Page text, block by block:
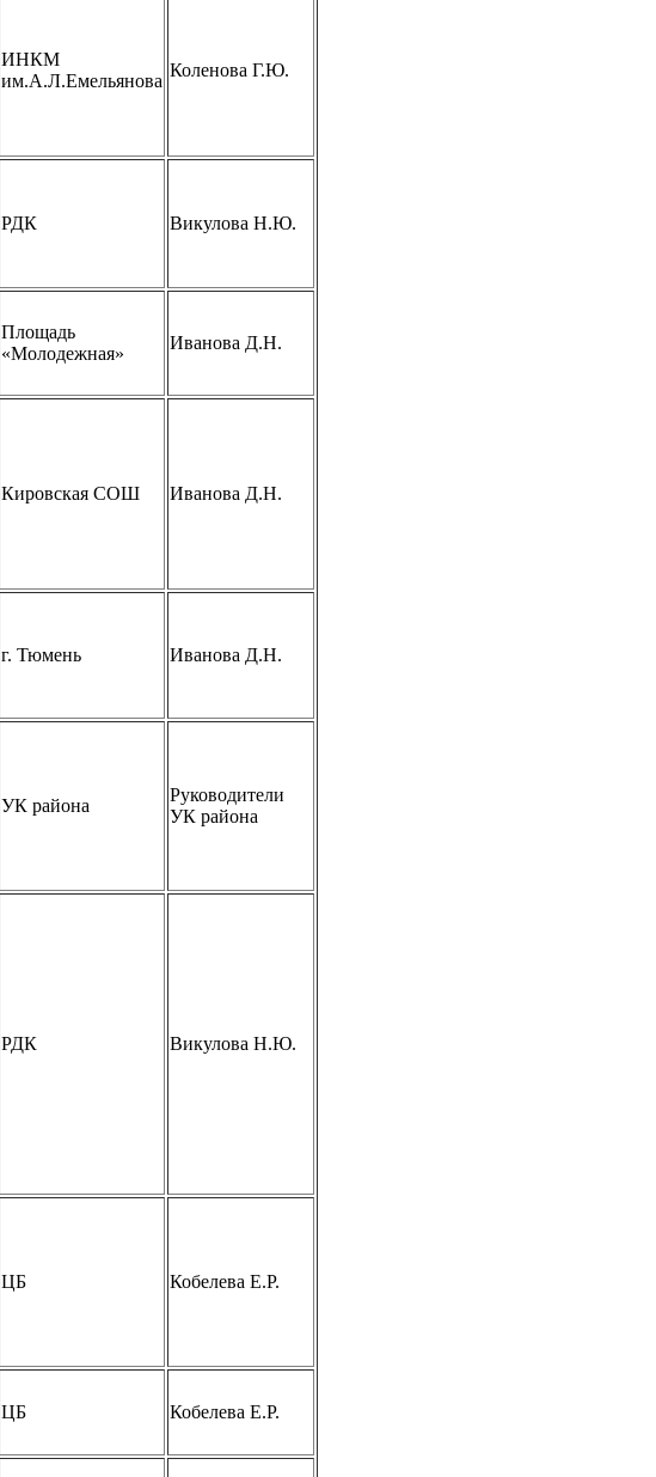
ИНКМ
им.А.Л.Емельянова
Коленова Г.Ю.
РДК Викулова Н.Ю.
Площадь
«Молодежная»
Иванова Д.Н.
Кировская СОШ Иванова Д.Н.
г. Тюмень Иванова Д.Н.
УК района
Руководители
УК района
РДК Викулова Н.Ю.
ЦБ Кобелева Е.Р.
ЦБ Кобелева Е.Р.